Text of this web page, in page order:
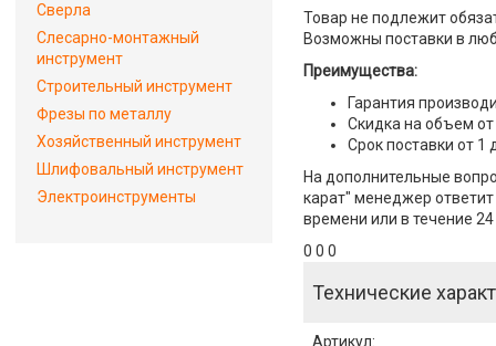
Товар не подлежит
Возможны поставки в
Преимущества:
Гарантия
Скидка на объем от
Срок поставки от 1
На дополнительные
карат" менеджер
времени или в течение
0 0 0
Технические
Артикул:
Сверла
Слесарно-монтажный
инструмент
Строительный инструмент
Фрезы по металлу
Хозяйственный инструмент
Шлифовальный инструмент
Электроинструменты